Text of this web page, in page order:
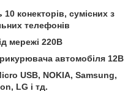
конекторів, сумісних з
телефонів
мережі 220В
автомобіля 12В
USB, NOKIA, Samsung,
LG і тд.